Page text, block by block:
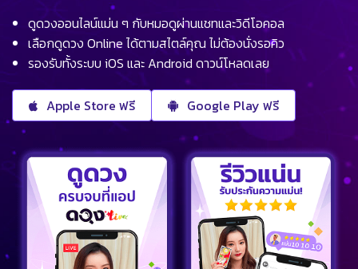
ดูดวงออนไลน์แม่น ๆ กับหมอดูผ่านแชทและวิดีโอคอล
เลือกดูดวง Online ได้ตามสไตล์คุณ ไม่ต้องนั่งรอคิว
รองรับทั้งระบบ iOS และ Android ดาวน์โหลดเลย
Apple Store ฟรี Google Play ฟรี